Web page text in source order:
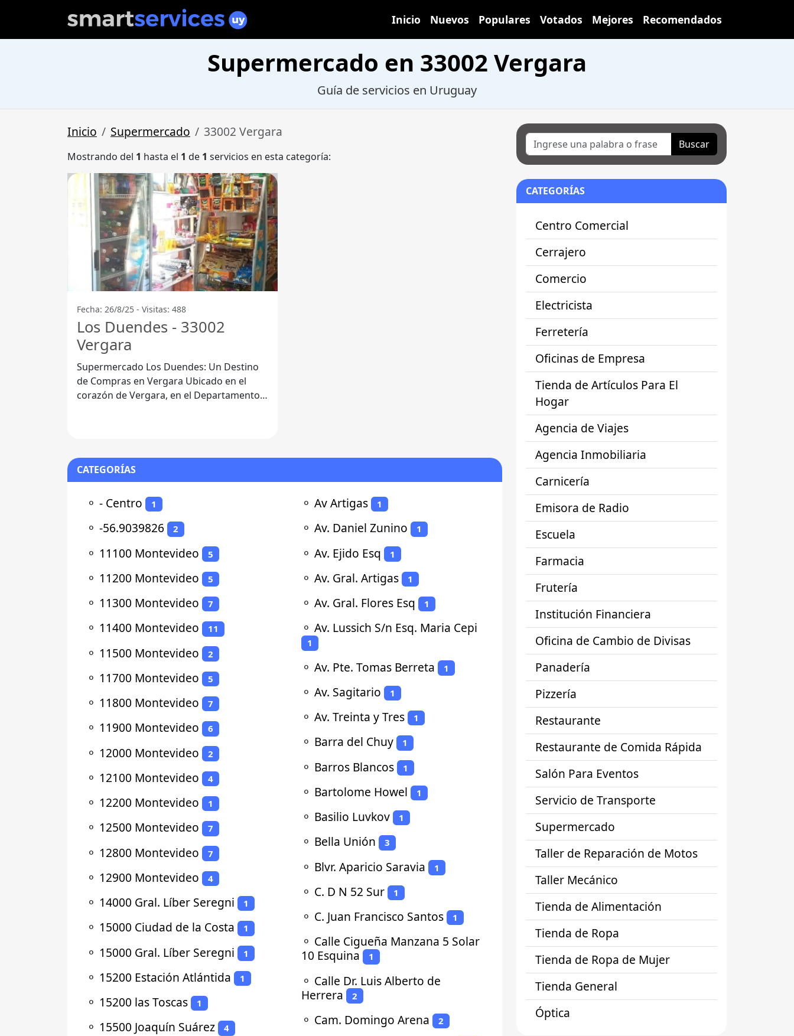
Inicio Nuevos Populares Votados Mejores Recomendados
Supermercado en 33002 Vergara
Guía de servicios en Uruguay
Inicio Supermercado 33002 Vergara
Mostrando del 1 hasta el 1 de 1 servicios en esta categoría:
Fecha: 26/8/25 - Visitas: 488
Los Duendes - 33002
Vergara
Supermercado Los Duendes: Un Destino
de Compras en Vergara Ubicado en el
corazón de Vergara, en el Departamento
CATEGORÍAS
⚬ - Centro 1
⚬ -56.9039826 2
⚬ 11100 Montevideo 5
⚬ 11200 Montevideo 5
⚬ 11300 Montevideo 7
⚬ 11400 Montevideo 11
⚬ 11500 Montevideo 2
⚬ 11700 Montevideo 5
⚬ 11800 Montevideo 7
⚬ 11900 Montevideo 6
⚬ 12000 Montevideo 2
⚬ 12100 Montevideo 4
⚬ 12200 Montevideo 1
⚬ 12500 Montevideo 7
⚬ 12800 Montevideo 7
⚬ 12900 Montevideo 4
⚬ 14000 Gral. Líber Seregni 1
⚬ 15000 Ciudad de la Costa 1
⚬ 15000 Gral. Líber Seregni 1
⚬ 15200 Estación Atlántida 1
⚬ 15200 las Toscas 1
⚬ 15500 Joaquín Suárez 4
⚬ Av Artigas 1
⚬ Av. Daniel Zunino 1
⚬ Av. Ejido Esq 1
⚬ Av. Gral. Artigas 1
⚬ Av. Gral. Flores Esq 1
⚬ Av. Lussich S/n Esq. Maria Cepi
1
⚬ Av. Pte. Tomas Berreta 1
⚬ Av. Sagitario 1
⚬ Av. Treinta y Tres 1
⚬ Barra del Chuy 1
⚬ Barros Blancos 1
⚬ Bartolome Howel 1
⚬ Basilio Luvkov 1
⚬ Bella Unión 3
⚬ Blvr. Aparicio Saravia 1
⚬ C. D N 52 Sur 1
⚬ C. Juan Francisco Santos 1
⚬ Calle Cigueña Manzana 5 Solar
10 Esquina
1
⚬ Calle Dr. Luis Alberto de
Herrera
2
⚬ Cam. Domingo Arena 2
Buscar
CATEGORÍAS
Centro Comercial
Cerrajero
Comercio
Electricista
Ferretería
Oficinas de Empresa
Tienda de Artículos Para El
Hogar
Agencia de Viajes
Agencia Inmobiliaria
Carnicería
Emisora de Radio
Escuela
Farmacia
Frutería
Institución Financiera
Oficina de Cambio de Divisas
Panadería
Pizzería
Restaurante
Restaurante de Comida Rápida
Salón Para Eventos
Servicio de Transporte
Supermercado
Taller de Reparación de Motos
Taller Mecánico
Tienda de Alimentación
Tienda de Ropa
Tienda de Ropa de Mujer
Tienda General
Óptica